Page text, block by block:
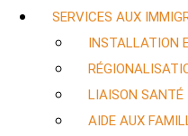
SERVICES AUX
INSTALLATION
LIAISON SANTÉ
AIDE AUX